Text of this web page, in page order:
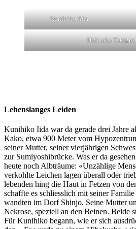
Kuni­hiko Iida
Hide­ta­ka
Lebenslanges Leiden
Kuni­hiko Iida war da ger­ade drei Jahre
Kako, etwa 900 Meter vom
sein­er Mut­ter, sein­er vier­jähri­gen
zur Sumiyoshi­brücke. Was er da
heute noch Alb­träume: «Unzäh­lige
verkohlte Leichen lagen über­all oder
leben­den hing die Haut in Fet­zen von
schaffte es schliesslich mit sein­er
wandten im Dorf Shin­jo. Seine Mut­ter
Nekrose, speziell an den Beinen. Bei­de
Für Kuni­hiko begann, wie er sich